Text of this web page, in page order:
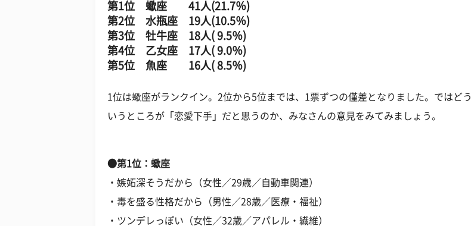
第1位 蠍座 41人(21.7％)
第2位 水瓶座 19人(10.5％)
第3位 牡牛座 18人( 9.5％)
第4位 乙女座 17人( 9.0％)
第5位 魚座 16人( 8.5％)
1位は蠍座がランクイン。2位から5位までは、1票ずつの僅差となりました。ではどう
いうところが「恋愛下手」だと思うのか、みなさんの意見をみてみましょう。
●第1位：蠍座
・嫉妬深そうだから（女性／29歳／自動車関連）
・毒を盛る性格だから（男性／28歳／医療・福祉）
・ツンデレっぽい（女性／32歳／アパレル・繊維）